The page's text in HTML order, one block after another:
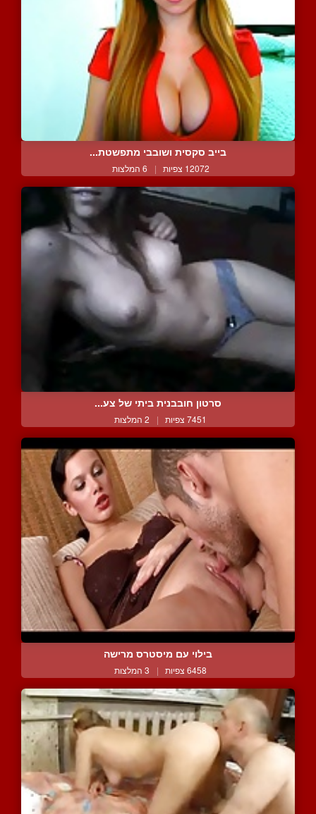
בייב סקסית ושובבי מתפשטת...
12072 צפיות | 6 המלצות
סרטון חובבנית ביתי של צע...
7451 צפיות | 2 המלצות
בילוי עם מיסטרס מרישה
6458 צפיות | 3 המלצות